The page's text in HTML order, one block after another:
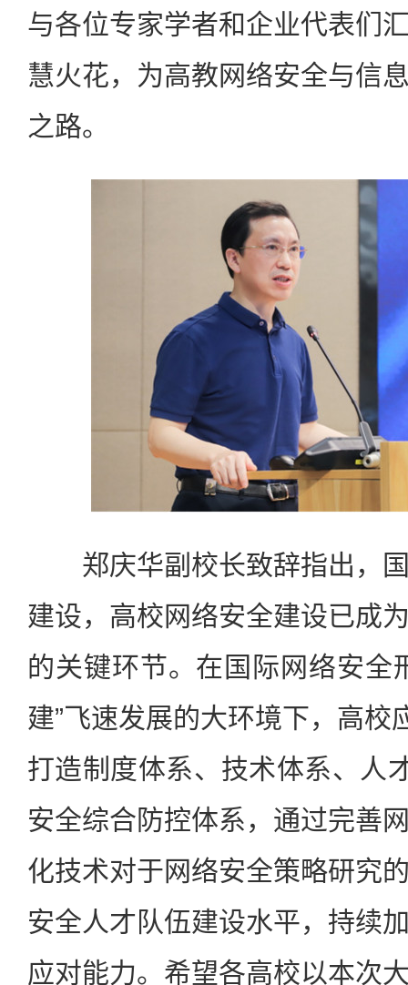
与各位专家学者和企业代表们
慧火花，为高教网络安全与信
之路。
郑庆华副校长致辞指出，国
建设，高校网络安全建设已成
的关键环节。在国际网络安全
建”飞速发展的大环境下，高校
打造制度体系、技术体系、人
安全综合防控体系，通过完善
化技术对于网络安全策略研究
安全人才队伍建设水平，持续
应对能力。希望各高校以本次